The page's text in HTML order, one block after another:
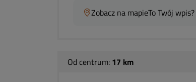
Zobacz na mapieTo Twój
Od centrum: 17 km